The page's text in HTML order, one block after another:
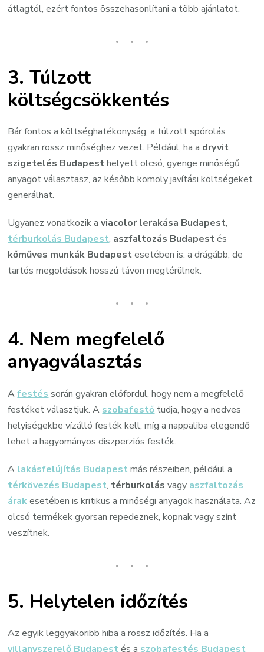
átlagtól, ezért fontos összehasonlítani a több ajánlatot.
3.Túlzott
költségcsökkentés
Bár fontos a költséghatékonyság, a túlzott spórolás
gyakran rossz minőséghez vezet. Például, ha a dryvit
szigetelés Budapesthelyett olcsó, gyenge minőségű
anyagot választasz, az később komoly javítási költségeket
generálhat.
Ugyanez vonatkozik aviacolor lerakása Budapest,
térburkolás Budapest, aszfaltozás Budapestés
kőműves munkák Budapestesetében is: a drágább, de
tartós megoldások hosszú távon megtérülnek.
4. Nem megfelelő
anyagválasztás
Afestés során gyakran előfordul, hogy nem a megfelelő
festéket választjuk. A szobafestő tudja, hogy a nedves
helyiségekbe vízálló festék kell, míg a nappaliba elegendő
lehet a hagyományos diszperziós festék.
A lakásfelújítás Budapest más részeiben, például a
térkövezés Budapest, térburkolás vagy aszfaltozás
árakesetében is kritikus a minőségi anyagok használata. Az
olcsó termékek gyorsan repedeznek, kopnak vagy színt
veszítnek.
5. Helytelen időzítés
Az egyik leggyakoribb hiba a rossz időzítés. Ha a
villanyszerelő Budapest és a szobafestés Budapest